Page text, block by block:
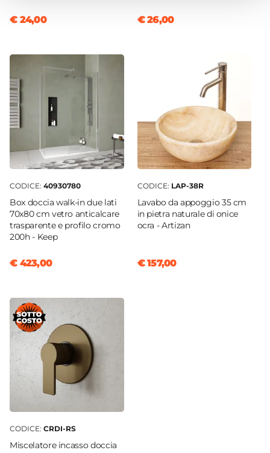
€ 24,00 € 26,00
CODICE: 40930780
Box doccia walk-in due lati
70x80 cm vetro anticalcare
trasparente e profilo cromo
200h - Keep
€ 423,00
CODICE: LAP-38R
Lavabo da appoggio 35 cm
in pietra naturale di onice
ocra - Artizan
€ 157,00
CODICE: CRDI-RS
Miscelatore incasso doccia